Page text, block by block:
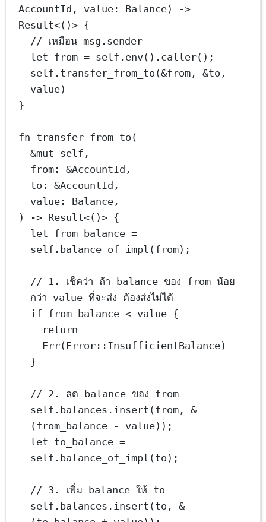
AccountId , value : Balance)
->
Result<()> {
// เหมือน msg.sender
let from = self . env() . caller();
self . transfer_from_to (&from, &to,
value)
}
fn transfer_from_to (
&mut self ,
from : &AccountId ,
to : &AccountId ,
value : Balance ,
)
-> Result<()> {
let from_balance =
self . balance_of_impl (from);
// 1. เช็คว่า ถ้า balance ของ from น้อย
กว่า value ที่จะส่ง ต้องส่งไม่ได้
if from_balance < value {
return
Err(Error :: InsufficientBalance)
}
// 2. ลด balance ของ from
self . balances . insert (from, &
(from_balance
-
value));
let to_balance =
self . balance_of_impl (to);
// 3. เพิ่ม balance ให้ to
self . balances . insert (to, &